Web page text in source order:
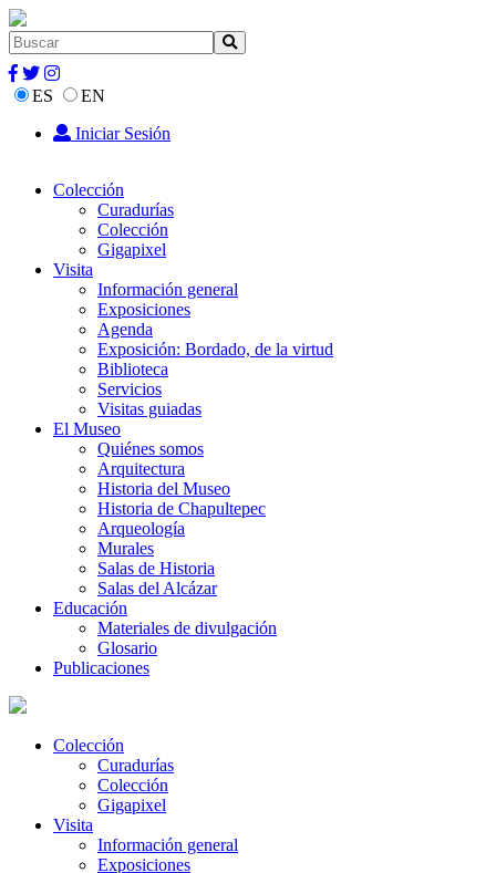
ES
EN
Iniciar Sesión
Colección
Curadurías
Colección
Gigapixel
Visita
Información general
Exposiciones
Agenda
Exposición: Bordado, de la virtud
Biblioteca
Servicios
Visitas guiadas
El Museo
Quiénes somos
Arquitectura
Historia del Museo
Historia de Chapultepec
Arqueología
Murales
Salas de Historia
Salas del Alcázar
Educación
Materiales de divulgación
Glosario
Publicaciones
Colección
Curadurías
Colección
Gigapixel
Visita
Información general
Exposiciones